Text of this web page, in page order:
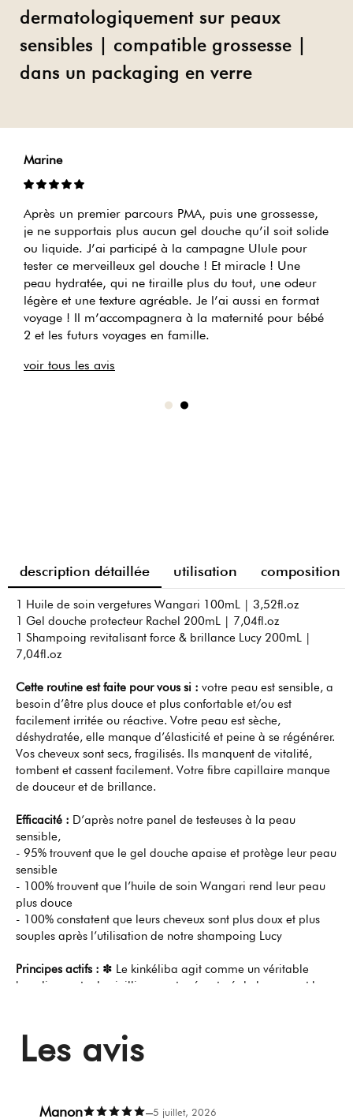
dermatologiquement sur peaux
sensibles | compatible grossesse |
dans un packaging en verre
Marine
Après un premier parcours PMA, puis une grossesse,
je ne supportais plus aucun gel douche qu’il soit solide
ou liquide. J’ai participé à la campagne Ulule pour
tester ce merveilleux gel douche ! Et miracle ! Une
peau hydratée, qui ne tiraille plus du tout, une odeur
légère et une texture agréable. Je l’ai aussi en format
voyage ! Il m’accompagnera à la maternité pour bébé
2 et les futurs voyages en famille.
voir tous les avis
description détaillée utilisation composition
1 Huile de soin vergetures Wangari 100mL | 3,52fl.oz
1 Gel douche protecteur Rachel 200mL | 7,04fl.oz
1 Shampoing revitalisant force & brillance Lucy 200mL |
7,04fl.oz
Cette routine est faite pour vous si : votre peau est sensible, a
besoin d’être plus douce et plus confortable et/ou est
facilement irritée ou réactive. Votre peau est sèche,
déshydratée, elle manque d’élasticité et peine à se régénérer.
Vos cheveux sont secs, fragilisés. Ils manquent de vitalité,
tombent et cassent facilement. Votre fibre capillaire manque
de douceur et de brillance.
Efficacité : D’après notre panel de testeuses à la peau
sensible,
- 95% trouvent que le gel douche apaise et protège leur peau
sensible
- 100% trouvent que l’huile de soin Wangari rend leur peau
plus douce
- 100% constatent que leurs cheveux sont plus doux et plus
souples après l’utilisation de notre shampoing Lucy
Principes actifs : ✽ Le kinkéliba agit comme un véritable
bouclier contre le vieillissement prématuré de la peau et la
redonnent à la peau son élasticité. ✽ Le romarin renforce le
bulbe du cheveu tout en ayant une fonction assainissante sur
Les avis
Manon –5 juillet, 2026